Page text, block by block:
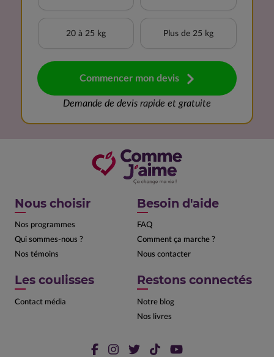
20 à 25 kg Plus de 25 kg
Commencer mon devis
Demande de devis rapide et gratuite
Nous choisir
Nos programmes
Qui sommes-nous ?
Nos témoins
Besoin d'aide
FAQ
Comment ça marche ?
Nous contacter
Les coulisses
Contact média
Restons connectés
Notre blog
Nos livres